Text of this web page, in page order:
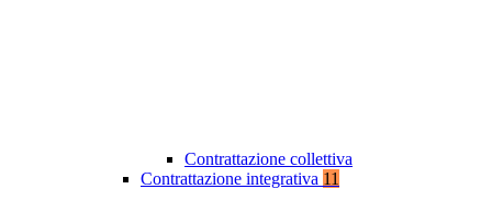
Contrattazione collettiva
Contrattazione integrativa 11